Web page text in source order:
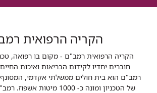
הקריה הרפואית
הקריה הרפואית רמב"ם - מקום בו רפואה,
חוברים יחדיו לקידום הבריאות ואיכות
רמב"ם הוא בית חולים ממשלתי אקדמי,
של הטכניון ומונה כ- 1000